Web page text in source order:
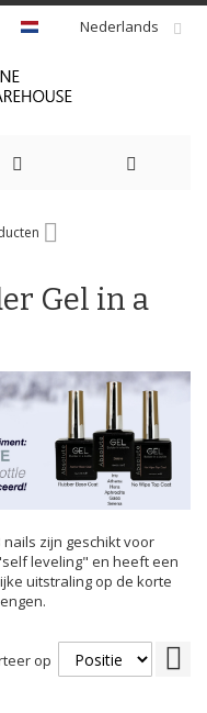
Nederlands
Gel in a
nails zijn geschikt voor
leveling" en heeft een
uitstraling op de korte
op